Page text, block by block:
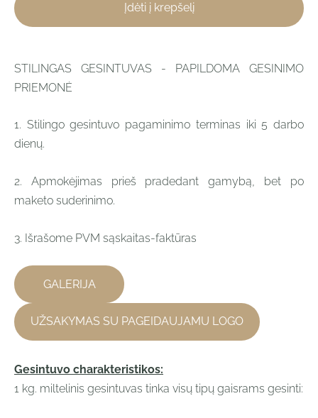
Įdėti į krepšelį
STILINGAS GESINTUVAS - PAPILDOMA GESINIMO
PRIEMONĖ
1. Stilingo gesintuvo pagaminimo terminas iki 5 darbo
dienų.
2. Apmokėjimas prieš pradedant gamybą, bet po
maketo suderinimo.
3. Išrašome PVM sąskaitas-faktūras
GALERIJA
UŽSAKYMAS SU PAGEIDAUJAMU LOGO
Gesintuvo charakteristikos:
1 kg. miltelinis gesintuvas tinka visų tipų gaisrams gesinti: